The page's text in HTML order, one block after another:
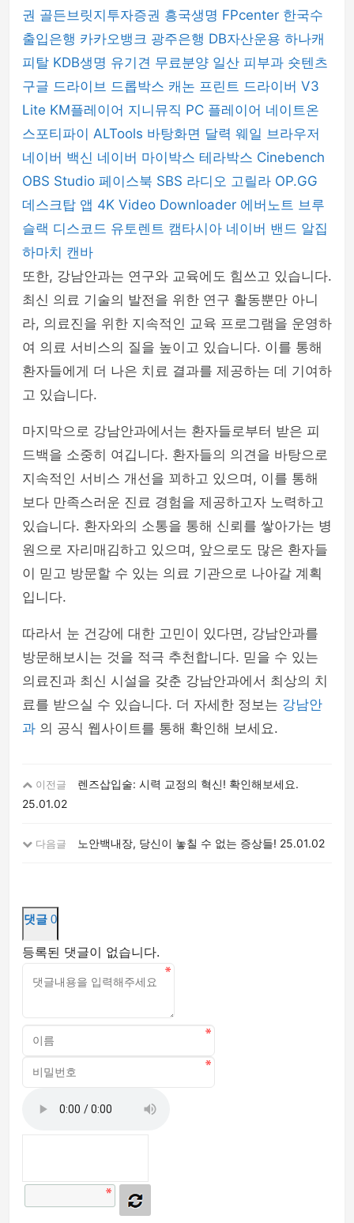
권 골든브릿지투자증권 흥국생명 FPcenter 한국수
출입은행 카카오뱅크 광주은행 DB자산운용 하나캐
피탈 KDB생명 유기견 무료분양 일산 피부과 숏텐츠
구글 드라이브 드롭박스 캐논 프린트 드라이버 V3
Lite KM플레이어 지니뮤직 PC 플레이어 네이트온
스포티파이 ALTools 바탕화면 달력 웨일 브라우저
네이버 백신 네이버 마이박스 테라박스 Cinebench
OBS Studio 페이스북 SBS 라디오 고릴라 OP.GG
데스크탑 앱 4K Video Downloader 에버노트 브루
슬랙 디스코드 유토렌트 캠타시아 네이버 밴드 알집
하마치 캔바
또한, 강남안과는 연구와 교육에도 힘쓰고 있습니다.
최신 의료 기술의 발전을 위한 연구 활동뿐만 아니
라, 의료진을 위한 지속적인 교육 프로그램을 운영하
여 의료 서비스의 질을 높이고 있습니다. 이를 통해
환자들에게 더 나은 치료 결과를 제공하는 데 기여하
고 있습니다.
마지막으로 강남안과에서는 환자들로부터 받은 피
드백을 소중히 여깁니다. 환자들의 의견을 바탕으로
지속적인 서비스 개선을 꾀하고 있으며, 이를 통해
보다 만족스러운 진료 경험을 제공하고자 노력하고
있습니다. 환자와의 소통을 통해 신뢰를 쌓아가는 병
원으로 자리매김하고 있으며, 앞으로도 많은 환자들
이 믿고 방문할 수 있는 의료 기관으로 나아갈 계획
입니다.
따라서 눈 건강에 대한 고민이 있다면, 강남안과를
방문해보시는 것을 적극 추천합니다. 믿을 수 있는
의료진과 최신 시설을 갖춘 강남안과에서 최상의 치
료를 받으실 수 있습니다. 더 자세한 정보는 강남안
과 의 공식 웹사이트를 통해 확인해 보세요.
이전글
렌즈삽입술: 시력 교정의 혁신! 확인해보세요.
25.01.02
다음글 노안백내장, 당신이 놓칠 수 없는 증상들! 25.01.02
댓글 0
등록된 댓글이 없습니다.